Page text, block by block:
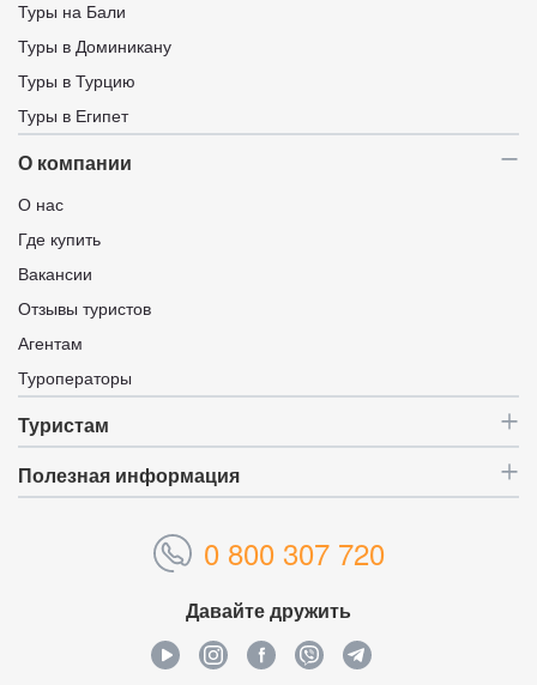
Туры на Бали
Туры в Доминикану
Туры в Турцию
Туры в Египет
О компании
О нас
Где купить
Вакансии
Отзывы туристов
Агентам
Туроператоры
Туристам
Полезная информация
0 800 307 720
Давайте дружить